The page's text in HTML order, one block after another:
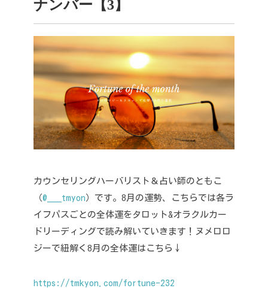
ナンバー【3】
カウンセリングハーバリスト＆占い師のともこ
（@___tmyon ）です。 8月の運勢、こちらでは各ラ
イフパスごとの全体運をタロット&オラクルカー
ドリーディングで読み解いていきます！ ヌメロロ
ジーで紐解く8月の全体運はこちら↓
https://tmkyon.com/fortune-232